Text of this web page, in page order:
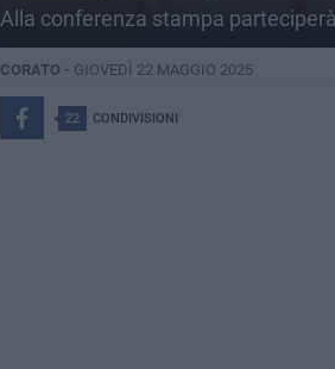
Alla conferenza stampa
CORATO - GIOVEDÌ 22 MAGGIO 2025
22 CONDIVISIONI